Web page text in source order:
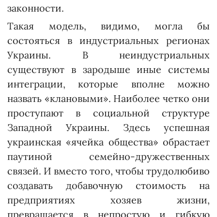
законности.
Такая модель, видимо, могла бы
состояться в индустриальных регио­нах
Украины. В неиндустриальных
существуют в зародыше иные сис­темы
интеграции, которые вполне можно
назвать «клановыми». Наи­более четко они
проступают в социальной структуре
Западной Ук­раины. Здесь успешная
украинская «ячейка общества» обрастает
паутиной семейно-дружественных
связей. И вместо того, чтобы трудолюбиво
создавать добавочную стоимость на
предприятиях хозяев жизни,
превращается в непростую и гиб­кую